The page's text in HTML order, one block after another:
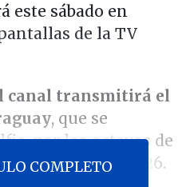
este sábado en
de la TV
canal transmitirá el
, que se
por los octavos de
de la FIFA 2026.
COMPLETO